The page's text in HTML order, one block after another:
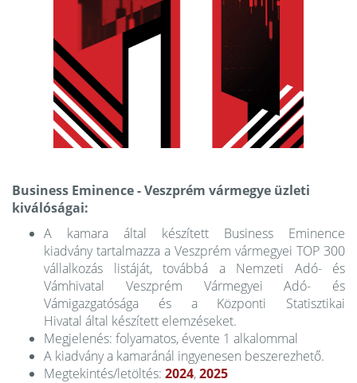
Business Eminence - Veszprém vármegye üzleti
kiválóságai:
A kamara által készített Business Eminence
kiadvány tartalmazza a Veszprém vármegyei TOP 300
vállalkozás listáját, továbbá a Nemzeti Adó- és
Vámhivatal Veszprém Vármegyei Adó- és
Vámigazgatósága és a Központi Statisztikai
Hivatal által készített elemzéseket.
Megjelenés: folyamatos, évente 1 alkalommal
A kiadvány a kamaránál ingyenesen beszerezhető.
Megtekintés/letöltés: 2024,2025